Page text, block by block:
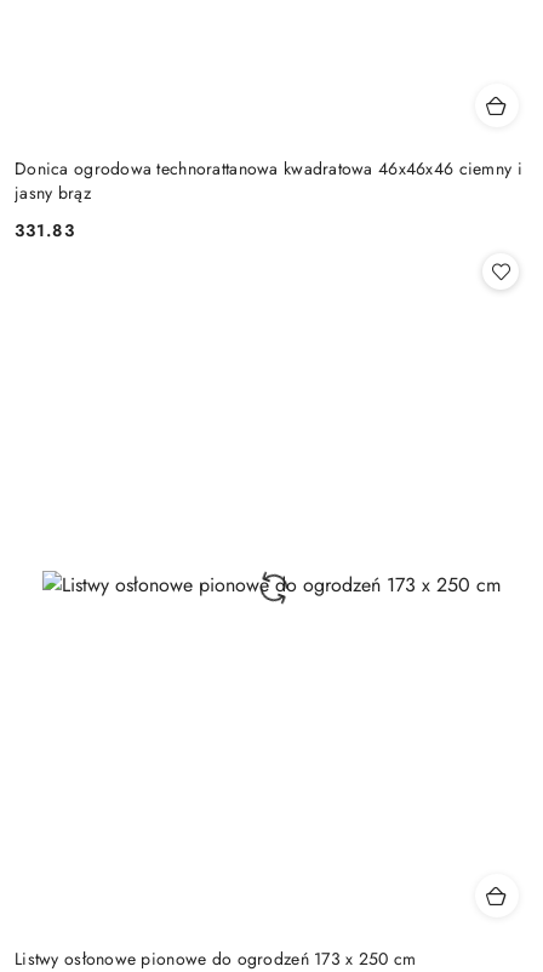
Donica ogrodowa technorattanowa kwadratowa 46x46x46 ciemny i
jasny brąz
Cena:
331.83
Listwy osłonowe pionowe do ogrodzeń 173 x 250 cm